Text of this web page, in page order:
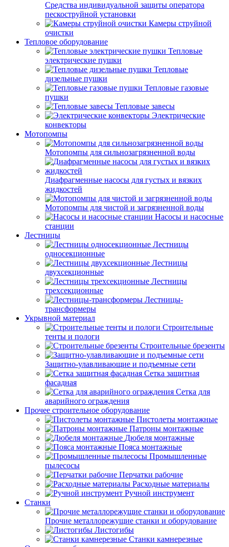
Средства индивидуальной защиты оператора
пескоструйной установки
Камеры струйной
очистки
Тепловое оборудование
Тепловые
электрические пушки
Тепловые
дизельные пушки
Тепловые газовые
пушки
Тепловые завесы
Электрические
конвекторы
Мотопомпы
Мотопомпы для сильнозагрязненной воды
Диафрагменные насосы для густых и вязких
жидкостей
Мотопомпы для чистой и загрязненной воды
Насосы и насосные
станции
Лестницы
Лестницы
односекционные
Лестницы
двухсекционные
Лестницы
трехсекционные
Лестницы-
трансформеры
Укрывной материал
Строительные
тенты и пологи
Строительные брезенты
Защитно-улавливающие и подъемные сети
Сетка защитная
фасадная
Сетка для
аварийного ограждения
Прочее строительное оборудование
Пистолеты монтажные
Патроны монтажные
Дюбеля монтажные
Пояса монтажные
Промышленные
пылесосы
Перчатки рабочие
Расходные материалы
Ручной инструмент
Станки
Прочие металлорежущие станки и оборудование
Листогибы
Станки камнерезные